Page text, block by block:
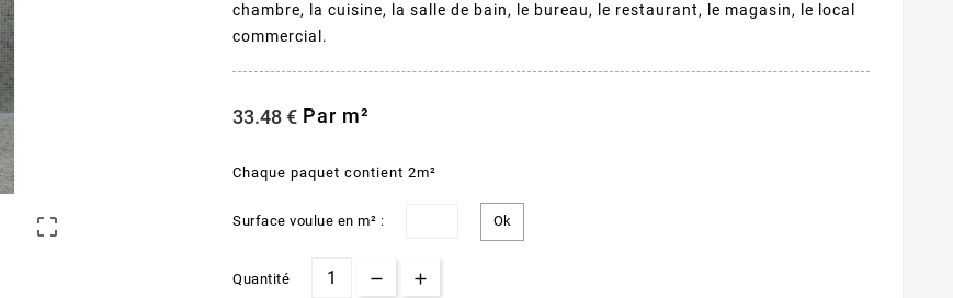

chambre, la cuisine, la salle de bain, le bureau, le restaurant, le magasin, le local
commercial.
33.48 € Par m²
Chaque paquet contient 2m²
Surface voulue en m² :
Quantité